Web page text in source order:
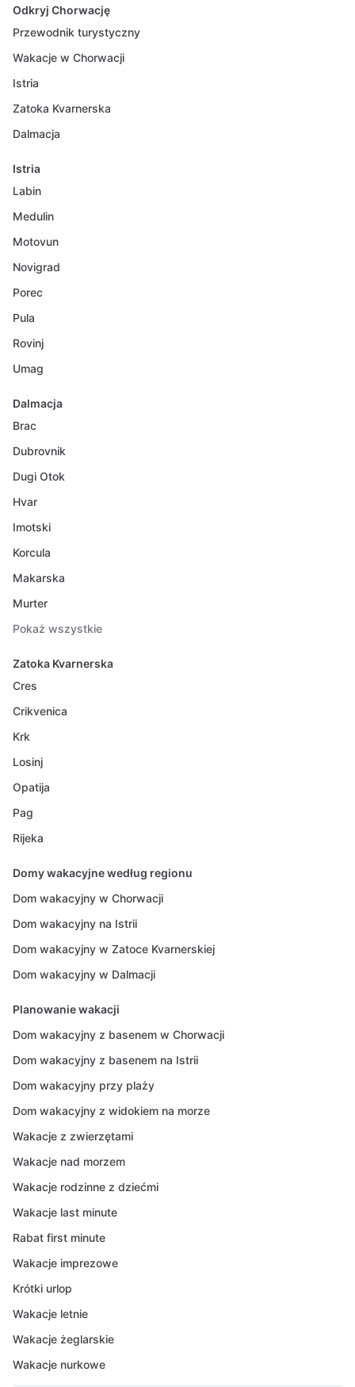
Odkryj Chorwację
Przewodnik turystyczny
Wakacje w Chorwacji
Istria
Zatoka Kvarnerska
Dalmacja
Istria
Labin
Medulin
Motovun
Novigrad
Porec
Pula
Rovinj
Umag
Dalmacja
Brac
Dubrovnik
Dugi Otok
Hvar
Imotski
Korcula
Makarska
Murter
Pokaż wszystkie
Zatoka Kvarnerska
Cres
Crikvenica
Krk
Losinj
Opatija
Pag
Rijeka
Domy wakacyjne według regionu
Dom wakacyjny w Chorwacji
Dom wakacyjny na Istrii
Dom wakacyjny w Zatoce Kvarnerskiej
Dom wakacyjny w Dalmacji
Planowanie wakacji
Dom wakacyjny z basenem w Chorwacji
Dom wakacyjny z basenem na Istrii
Dom wakacyjny przy plaży
Dom wakacyjny z widokiem na morze
Wakacje z zwierzętami
Wakacje nad morzem
Wakacje rodzinne z dziećmi
Wakacje last minute
Rabat first minute
Wakacje imprezowe
Krótki urlop
Wakacje letnie
Wakacje żeglarskie
Wakacje nurkowe